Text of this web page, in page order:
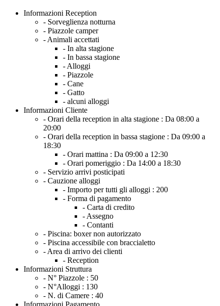
Informazioni Reception
- Sorveglienza notturna
- Piazzole camper
- Animali accettati
- In alta stagione
- In bassa stagione
- Alloggi
- Piazzole
- Cane
- Gatto
- alcuni alloggi
Informazioni Cliente
- Orari della reception in alta stagione : Da 08:00 a
20:00
- Orari della reception in bassa stagione : Da 09:00 a
18:30
- Orari mattina : Da 09:00 a 12:30
- Orari pomeriggio : Da 14:00 a 18:30
- Servizio arrivi posticipati
- Cauzione alloggi
- Importo per tutti gli alloggi : 200
- Forma di pagamento
- Carta di credito
- Assegno
- Contanti
- Piscina: boxer non autorizzato
- Piscina accessibile con braccialetto
- Area di arrivo dei clienti
- Reception
Informazioni Struttura
- N° Piazzole : 50
- N°Alloggi : 130
- N. di Camere : 40
Informazioni Pagamento